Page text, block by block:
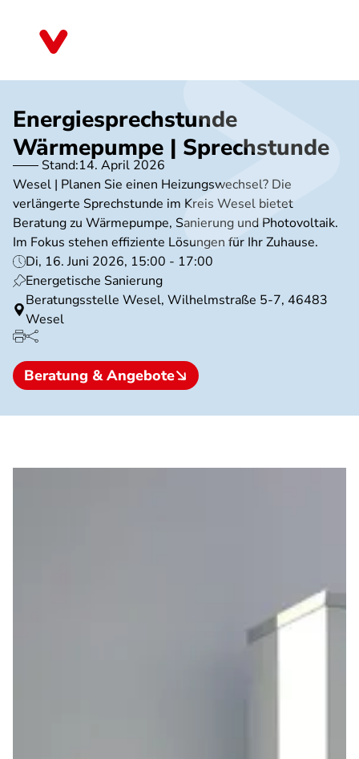
Energiesprechstunde
Wärmepumpe | Sprechstunde
Stand:14. April 2026
Wesel | Planen Sie einen Heizungswechsel? Die
verlängerte Sprechstunde im Kreis Wesel bietet
Beratung zu Wärmepumpe, Sanierung und Photovoltaik.
Im Fokus stehen effiziente Lösungen für Ihr Zuhause.
Di, 16. Juni 2026, 15:00 - 17:00
Energetische Sanierung
Beratungsstelle Wesel, Wilhelmstraße 5-7, 46483
Wesel
Beratung & Angebote